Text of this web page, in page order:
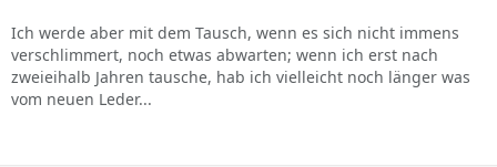
Ich werde aber mit dem Tausch, wenn es sich nicht immens
verschlimmert, noch etwas abwarten; wenn ich erst nach
zweieihalb Jahren tausche, hab ich vielleicht noch länger was
vom neuen Leder...